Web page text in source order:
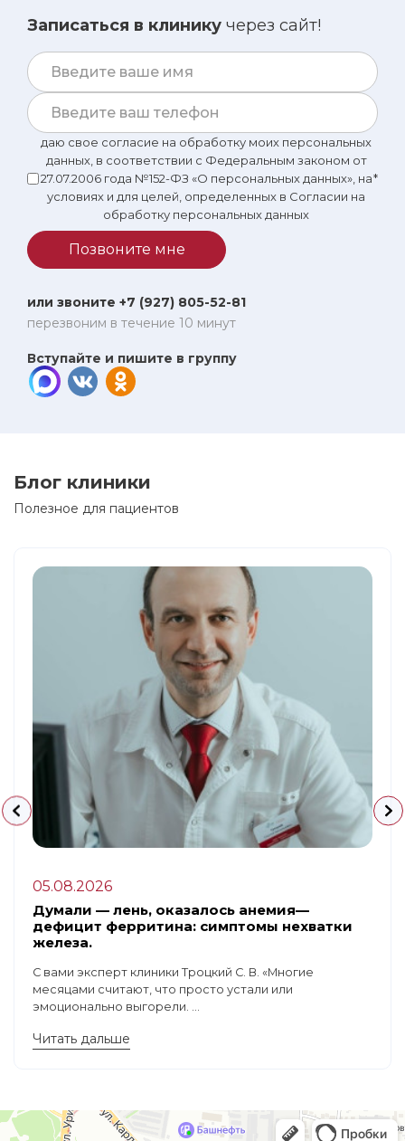
Записаться в клинику через сайт!
даю свое согласие на обработку моих персональных
данных, в соответствии с Федеральным законом от
27.07.2006 года №152-ФЗ «О персональных данных», на
условиях и для целей, определенных в Согласии на
обработку персональных данных
*
Позвоните мне
или звоните +7 (927) 805-52-81
перезвоним в течение 10 минут
Вступайте и пишите в группу
Блог клиники
Полезное для пациентов
05.08.2026
Думали — лень, оказалось анемия—
дефицит ферритина: симптомы нехватки
железа.
С вами эксперт клиники Троцкий С. В. «Многие
месяцами считают, что просто устали или
эмоционально выгорели. ...
Читать дальше